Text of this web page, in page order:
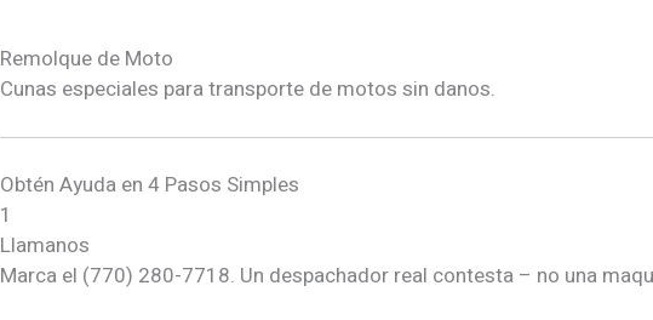
Remolque de Moto
Cunas especiales para transporte de motos sin danos.
Obtén Ayuda en 4 Pasos Simples
1
Llamanos
Marca el (770) 280-7718. Un despachador real contesta – no una